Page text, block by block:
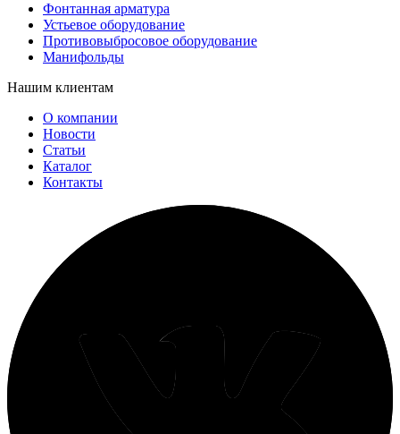
Фонтанная арматура
Устьевое оборудование
Противовыбросовое оборудование
Манифольды
Нашим клиентам
О компании
Новости
Статьи
Каталог
Контакты